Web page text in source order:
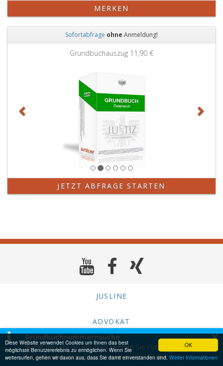
OK
Diese Website verwendet Cookies um Ihnen das best
möglichste Benutzererlebnis zu ermöglichen. Wenn Sie
weitersurfen, gehen wir davon aus, dass Sie damit einverstanden sind.Weiter Informationen
MERKEN
Sofortabfrage ohne Anmeldung!
Grundbuchauszug 11,90 €
JETZT ABFRAGE STARTEN
JUSLINE
ADVOKAT
Kontakt
×
Grundbuchnummernsuche
Mit diesem neuen Tool können Sie nun
Grundbuchnummern zu Ihrer Adresse finden.